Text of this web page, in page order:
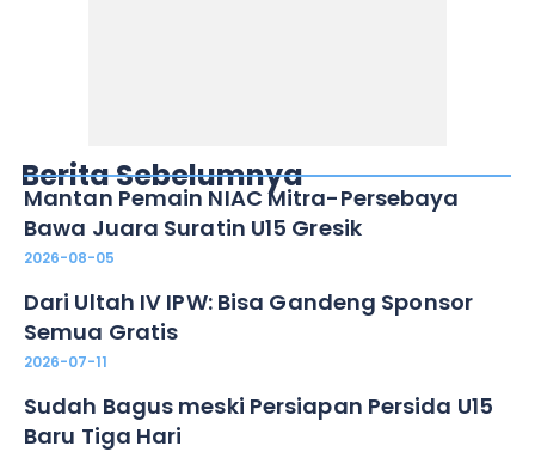
Berita Sebelumnya
Mantan Pemain NIAC Mitra-Persebaya
Bawa Juara Suratin U15 Gresik
2026-08-05
Dari Ultah IV IPW: Bisa Gandeng Sponsor
Semua Gratis
2026-07-11
Sudah Bagus meski Persiapan Persida U15
Baru Tiga Hari